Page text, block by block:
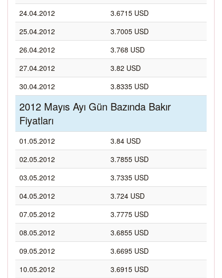
24.04.2012
3.6715 USD
25.04.2012
3.7005 USD
26.04.2012
3.768 USD
27.04.2012
3.82 USD
30.04.2012
3.8335 USD
2012 Mayıs Ayı Gün Bazında Bakır
Fiyatları
01.05.2012
3.84 USD
02.05.2012
3.7855 USD
03.05.2012
3.7335 USD
04.05.2012
3.724 USD
07.05.2012
3.7775 USD
08.05.2012
3.6855 USD
09.05.2012
3.6695 USD
10.05.2012
3.6915 USD